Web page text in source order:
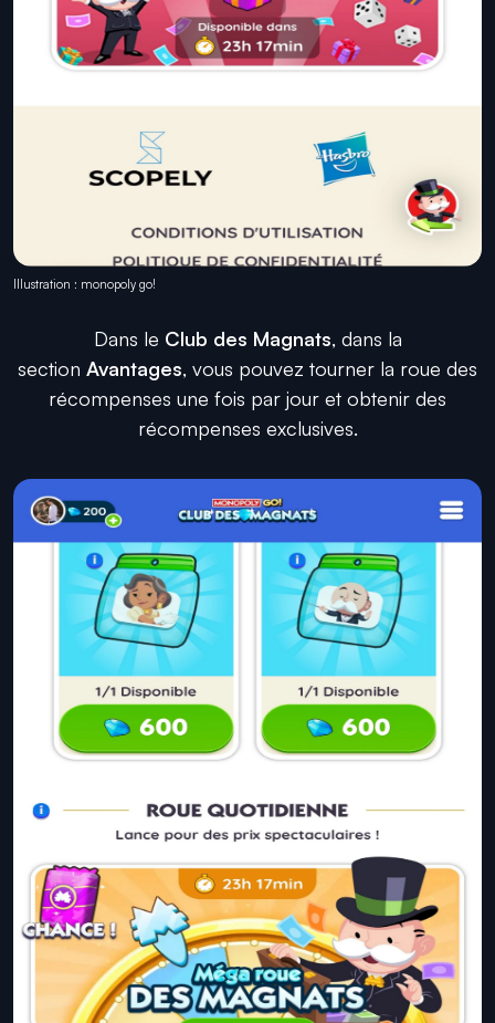
Illustration : monopoly go!
Dans le Club des Magnats, dans la
section Avantages, vous pouvez tourner la roue des
récompenses une fois par jour et obtenir des
récompenses exclusives.